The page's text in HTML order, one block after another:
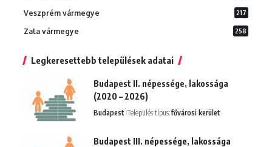
Veszprém vármegye 217
Zala vármegye 258
Legkeresettebb települések adatai
Budapest II. népessége, lakossága
(2020 – 2026)
Budapest Település típus:fővárosi kerület
Budapest III. népessége, lakossága